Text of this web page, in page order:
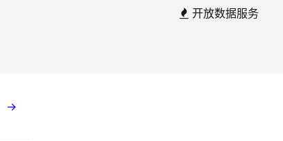
开放数据服务
→